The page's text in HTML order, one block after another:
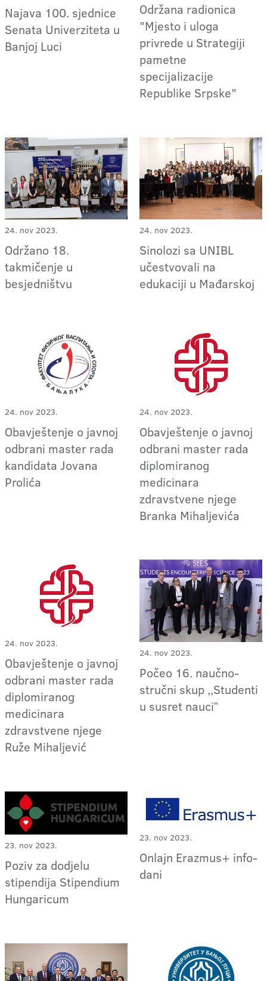
Najava 100. sjednice
Senata Univerziteta u
Banjoj Luci
Održana radionica
"Mjesto i uloga
privrede u Strategiji
pametne
specijalizacije
Republike Srpske"
24. nov 2023.
Održano 18.
takmičenje u
besjedništvu
24. nov 2023.
Sinolozi sa UNIBL
učestvovali na
edukaciji u Mađarskoj
24. nov 2023.
Obavještenje o javnoj
odbrani master rada
kandidata Jovana
Prolića
24. nov 2023.
Obavještenje o javnoj
odbrani master rada
diplomiranog
medicinara
zdravstvene njege
Branka Mihaljevića
24. nov 2023.
Obavještenje o javnoj
odbrani master rada
diplomiranog
medicinara
zdravstvene njege
Ruže Mihaljević
24. nov 2023.
Počeo 16. naučno-
stručni skup ,,Studenti
u susret nauciˮ
23. nov 2023.
Poziv za dodjelu
stipendija Stipendium
Hungaricum
23. nov 2023.
Onlajn Erazmus+ info-
dani